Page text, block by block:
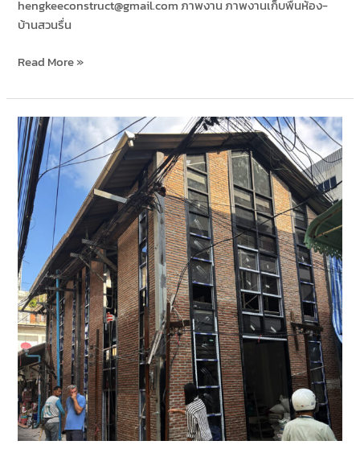
hengkeeconstruct@gmail.com ภาพงาน ภาพงานเก็บพื้นห้อง-
บ้านสวนรื่น
Read More »
ร้าน
อาหาร
Zim
สวนพลู
ซอย
1